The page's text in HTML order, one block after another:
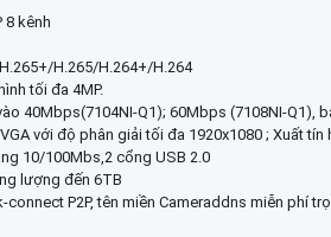
8 kênh
H.265/H.264+/H.264
tối đa 4MP.
40Mbps(7104NI-Q1); 60Mbps (7108NI-Q1),
với độ phân giải tối đa 1920x1080 ; Xuất
10/100Mbs,2 cổng USB 2.0
lượng đến 6TB
connect P2P, tên miền Cameraddns miễn phí